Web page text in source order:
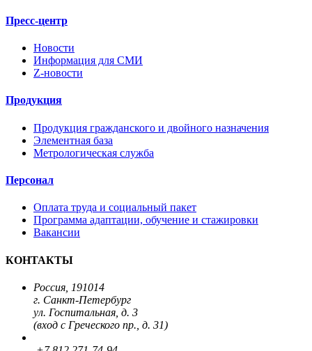
Пресс-центр
Новости
Информация для СМИ
Z-новости
Продукция
Продукция гражданского и двойного назначения
Элементная база
Метрологическая служба
Персонал
Оплата труда и социальный пакет
Программа адаптации, обучение и стажировки
Вакансии
КОНТАКТЫ
Россия, 191014
г. Санкт-Петербург
ул. Госпитальная, д. 3
(вход с Греческого пр., д. 31)